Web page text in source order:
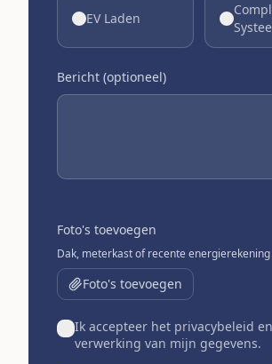
EV Laden
Bericht (optioneel)
Foto's toevoegen
Dak, meterkast of recente energierekening
Foto's toevoegen
Ik accepteer het privacybeleid
verwerking van mijn gegevens.